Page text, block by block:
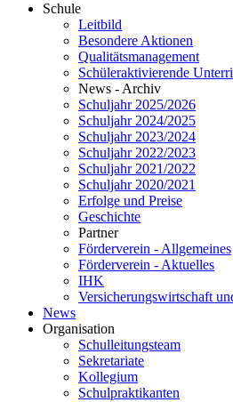
Schule
Leitbild
Besondere Aktionen
Qualitätsmanagement
Schüleraktivierende
News - Archiv
Schuljahr 2025/2026
Schuljahr 2024/2025
Schuljahr 2023/2024
Schuljahr 2022/2023
Schuljahr 2021/2022
Schuljahr 2020/2021
Erfolge und Preise
Geschichte
Partner
Förderverein - Allgemeines
Förderverein - Aktuelles
IHK
Versicherungswirtschaft
News
Organisation
Schulleitungsteam
Sekretariate
Kollegium
Schulpraktikanten